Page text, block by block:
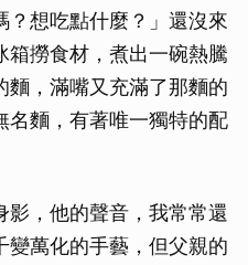
？想吃點什麼？」還沒來
箱撈食材，煮出一碗熱騰
麵，滿嘴又充滿了那麵的
名麵，有著唯一獨特的配
，他的聲音，我常常還
變萬化的手藝，但父親的